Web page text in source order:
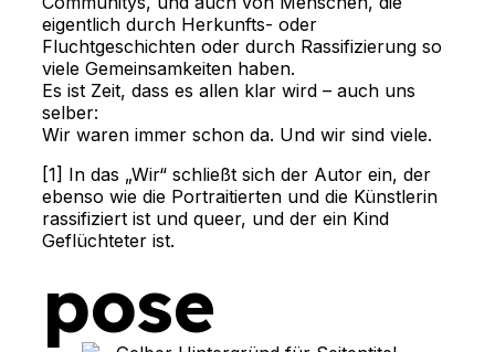
eigentlich durch Herkunfts- oder
Fluchtgeschichten oder durch Rassifizierung so
viele Gemeinsamkeiten haben.
Es ist Zeit, dass es allen klar wird – auch uns
selber:
Wir waren immer schon da. Und wir sind viele.
[1] In das „Wir“ schließt sich der Autor ein, der
ebenso wie die Portraitierten und die Künstlerin
rassifiziert ist und queer, und der ein Kind
Geflüchteter ist.
pose